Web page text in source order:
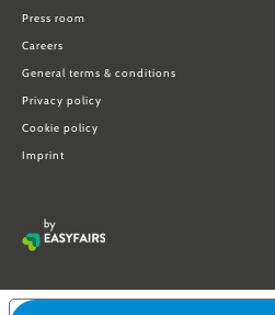
Press room
Careers
General terms & conditions
Privacy policy
Cookie policy
Imprint